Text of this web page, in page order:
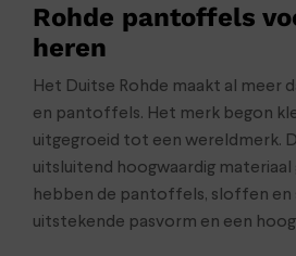
Rohde pantoffels
heren
Het Duitse Rohde maakt al meer
en pantoffels. Het merk begon
uitgegroeid tot een wereldmerk.
uitsluitend hoogwaardig
hebben de pantoffels, sloffen en
uitstekende pasvorm en een